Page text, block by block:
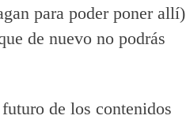
para poder poner allí)
de nuevo no podrás
de los contenidos